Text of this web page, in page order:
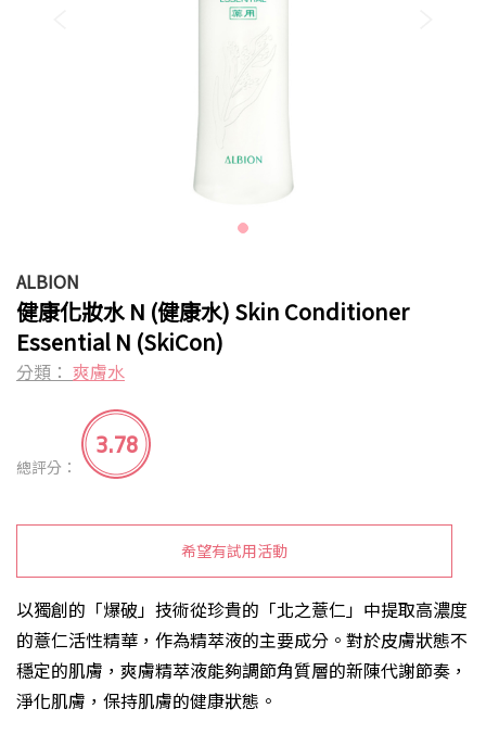
ALBION
健康化妝水 N (健康水) Skin Conditioner
Essential N (SkiCon)
分類： 爽膚水
總評分：
3.78
希望有試用活動
以獨創的「爆破」技術從珍貴的「北之薏仁」中提取高濃度
的薏仁活性精華，作為精萃液的主要成分。對於皮膚狀態不
穩定的肌膚，爽膚精萃液能夠調節角質層的新陳代謝節奏，
淨化肌膚，保持肌膚的健康狀態。